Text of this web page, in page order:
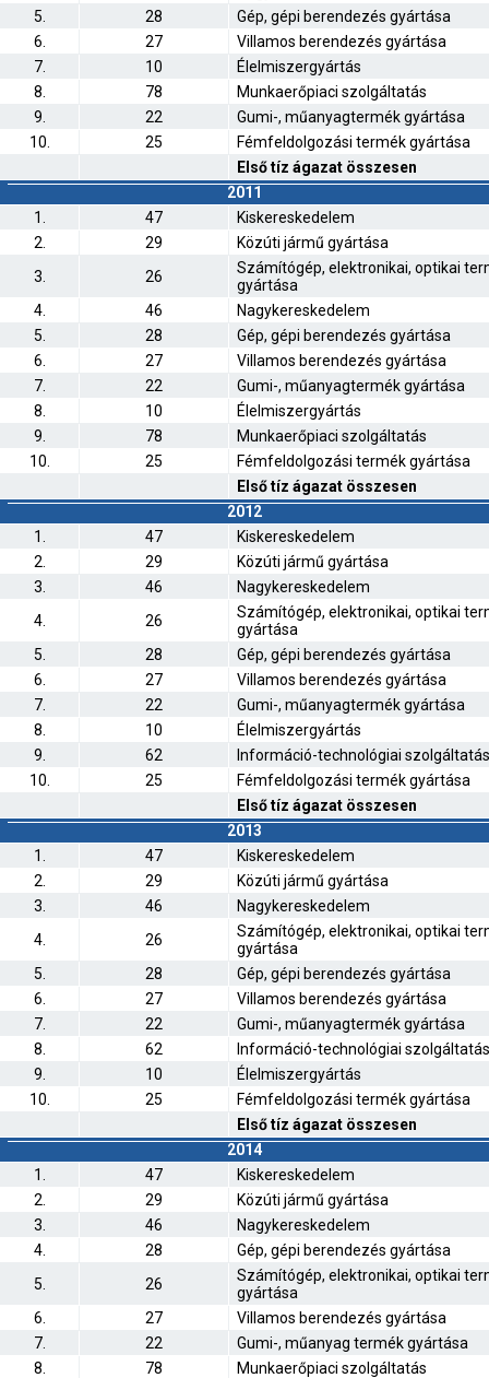
5.
28
Gép, gépi berendezés gyártása
6.
27
Villamos berendezés gyártása
7.
10
Élelmiszergyártás
8.
78
Munkaerőpiaci szolgáltatás
9.
22
Gumi-, műanyagtermék gyártása
10.
25
Fémfeldolgozási termék gyártása
Első tíz ágazat összesen
2011
1.
47
Kiskereskedelem
2.
29
Közúti jármű gyártása
3.
26
Számítógép, elektronikai, optikai
gyártása
4.
46
Nagykereskedelem
5.
28
Gép, gépi berendezés gyártása
6.
27
Villamos berendezés gyártása
7.
22
Gumi-, műanyagtermék gyártása
8.
10
Élelmiszergyártás
9.
78
Munkaerőpiaci szolgáltatás
10.
25
Fémfeldolgozási termék gyártása
Első tíz ágazat összesen
2012
1.
47
Kiskereskedelem
2.
29
Közúti jármű gyártása
3.
46
Nagykereskedelem
4.
26
Számítógép, elektronikai, optikai
gyártása
5.
28
Gép, gépi berendezés gyártása
6.
27
Villamos berendezés gyártása
7.
22
Gumi-, műanyagtermék gyártása
8.
10
Élelmiszergyártás
9.
62
Információ-technológiai szolgáltatás
10.
25
Fémfeldolgozási termék gyártása
Első tíz ágazat összesen
2013
1.
47
Kiskereskedelem
2.
29
Közúti jármű gyártása
3.
46
Nagykereskedelem
4.
26
Számítógép, elektronikai, optikai
gyártása
5.
28
Gép, gépi berendezés gyártása
6.
27
Villamos berendezés gyártása
7.
22
Gumi-, műanyagtermék gyártása
8.
62
Információ-technológiai szolgáltatás
9.
10
Élelmiszergyártás
10.
25
Fémfeldolgozási termék gyártása
Első tíz ágazat összesen
2014
1.
47
Kiskereskedelem
2.
29
Közúti jármű gyártása
3.
46
Nagykereskedelem
4.
28
Gép, gépi berendezés gyártása
5.
26
Számítógép, elektronikai, optikai
gyártása
6.
27
Villamos berendezés gyártása
7.
22
Gumi-, műanyag termék gyártása
8.
78
Munkaerőpiaci szolgáltatás